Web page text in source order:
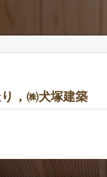
，㈱犬塚建築